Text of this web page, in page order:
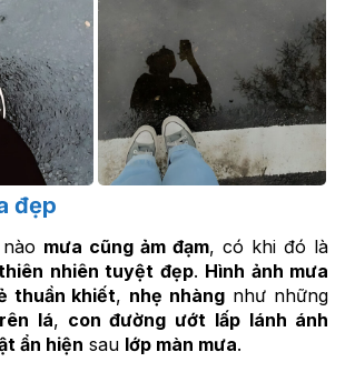
đẹp
mưa cũng ảm đạm, có khi đó là
nhiên tuyệt đẹp. Hình ảnh mưa
thuần khiết, nhẹ nhàng như những
lá, con đường ướt lấp lánh ánh
ẩn hiện sau lớp màn mưa.